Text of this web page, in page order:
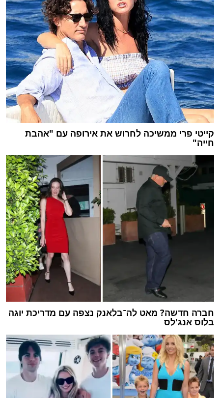
קייטי פרי ממשיכה לחרוש את אירופה עם "אהבת
חייה"
חברה חדשה? מאט לה־בלאנק נצפה עם מדריכת יוגה
בלוס אנג'לס